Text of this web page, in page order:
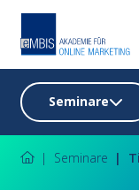
Seminare
Seminare